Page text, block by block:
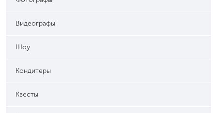
Видеографы
Шоу
Кондитеры
Квесты